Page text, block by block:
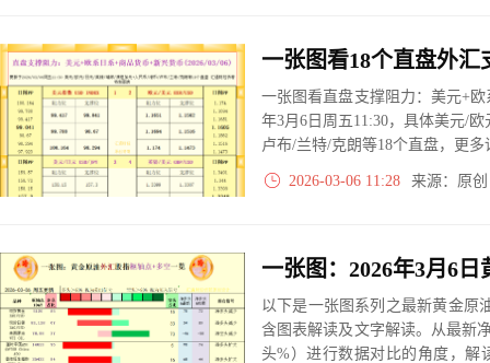
一张图看直盘支撑阻力：美元+
年3月6日周五11:30，具体美元/
卢布/兰特/克朗等18个直盘，更
2026-03-06 11:28 来源：原
以下是一张图系列之最新黄金原
含图表解读及文字解读。从最新
头%）进行数据对比的角度，解